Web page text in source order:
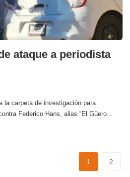
ataque a periodista
la carpeta de investigación para
Federico Hans, alias “El Güero...
1 2